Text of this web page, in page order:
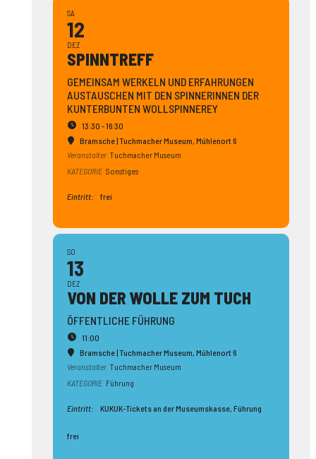
SA
12
DEZ
SPINN­TREFF
GEMEINSAM WERKELN UND ERFAHRUNGEN
AUSTAUSCHEN MIT DEN SPINNERINNEN DER
KUNTERBUNTEN WOLLSPINNEREY
13:30 - 16:30
Bramsche | Tuchmacher Museum, Mühlenort 6
Veranstalter Tuchmacher Museum
KATEGORIE Sonstiges
Eintritt: frei
SO
13
DEZ
VON DER WOLLE ZUM TUCH
ÖFFENTLICHE FÜHRUNG
11:00
Bramsche | Tuchmacher Museum, Mühlenort 6
Veranstalter Tuchmacher Museum
KATEGORIE Führung
Eintritt: KUKUK-Tickets an der Museumskasse, Führung
frei